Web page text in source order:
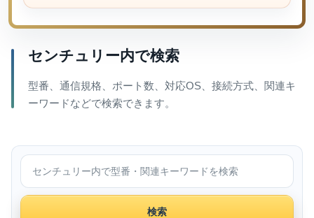
センチュリー内で検索
型番、通信規格、ポート数、対応OS、接続方式、関連キ
ーワードなどで検索できます。
センチュリー内で検索
検索